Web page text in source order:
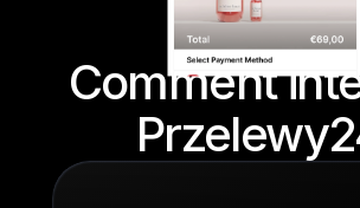
Comment